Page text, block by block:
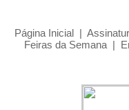
Página Inicial |
Feiras da Semana |